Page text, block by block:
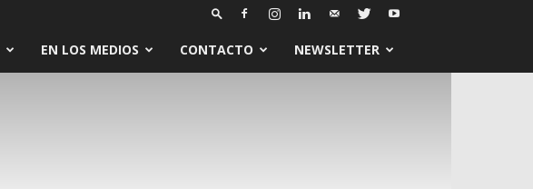
EN LOS MEDIOS CONTACTO NEWSLETTER